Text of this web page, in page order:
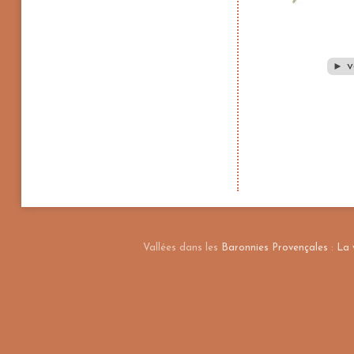
►
Vallées dans les Baronnies Provençales : La